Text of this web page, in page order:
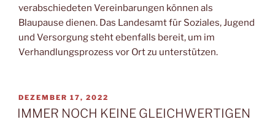
verabschiedeten Vereinbarungen können als
Blaupause dienen. Das Landesamt für Soziales, Jugend
und Versorgung steht ebenfalls bereit, um im
Verhandlungsprozess vor Ort zu unterstützen.
VERÖFFENTLICHT
AM
DEZEMBER 17, 2022
IMMER NOCH KEINE GLEICHWERTIGEN